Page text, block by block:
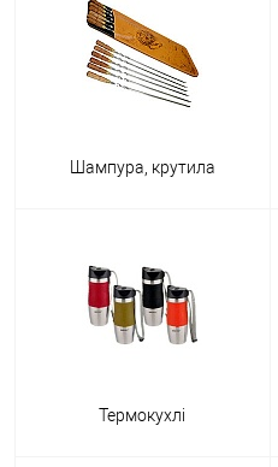
літні та зимові варіанти, що
пошиття та наповнювачами;
мішки з натурального пуху
Термоси для напоїв та їжі, а
Засоби для приготування їжі в
мангали, барбекю, шампури та
складні стільці;
Шампура, крутила
Термокухлі